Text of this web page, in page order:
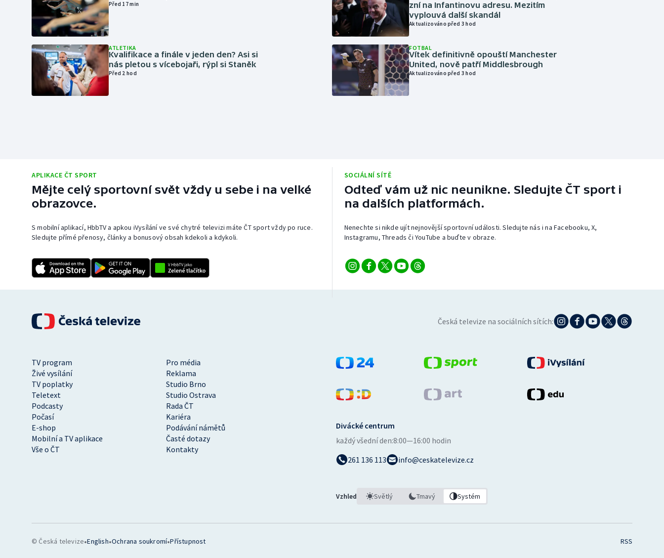
Před 17 min
ATLETIKA
Kvalifikace a finále v jeden den? Asi si
nás pletou s vícebojaři, rýpl si Staněk
Před 2 hod
zní na Infantinovu adresu. Mezitím
vyplouvá další skandál
Aktualizováno před 3 hod
FOTBAL
Vítek definitivně opouští Manchester
United, nově patří Middlesbrough
Aktualizováno před 3 hod
APLIKACE ČT SPORT
Mějte celý sportovní svět vždy u sebe i na velké
obrazovce.
S mobilní aplikací, HbbTV a apkou iVysílání ve své chytré televizi máte ČT sport vždy po ruce.
Sledujte přímé přenosy, články a bonusový obsah kdekoli a kdykoli.
SOCIÁLNÍ SÍTĚ
Odteď vám už nic neunikne. Sledujte ČT sport i
na dalších platformách.
Nenechte si nikde ujít nejnovější sportovní události. Sledujte nás i na Facebooku, X,
Instagramu, Threads či YouTube a buďte v obraze.
Česká televize na sociálních sítích:
TV program
Pro média
Živé vysílání
Reklama
TV poplatky
Studio Brno
Teletext
Studio Ostrava
Podcasty
Rada ČT
Počasí
Kariéra
E-shop
Podávání námětů
Mobilní a TV aplikace
Časté dotazy
Vše o ČT
Kontakty
Divácké centrum
každý všední den:8:00—16:00 hodin
261 136 113
info@ceskatelevize.cz
Vzhled Světlý Tmavý Systém
© Česká televize•English•Ochrana soukromí•Přístupnost RSS